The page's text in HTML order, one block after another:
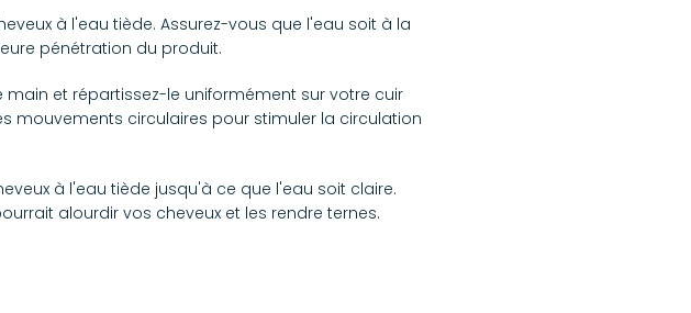
à l'eau tiède. Assurez-vous que l'eau soit à la
pénétration du produit.
et répartissez-le uniformément sur votre cuir
mouvements circulaires pour stimuler la circulation
à l'eau tiède jusqu'à ce que l'eau soit claire.
alourdir vos cheveux et les rendre ternes.